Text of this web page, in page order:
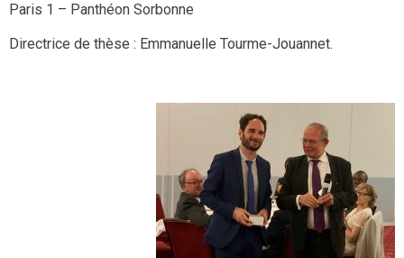
Paris 1 – Panthéon Sorbonne
Directrice de thèse : Emmanuelle Tourme-Jouannet.